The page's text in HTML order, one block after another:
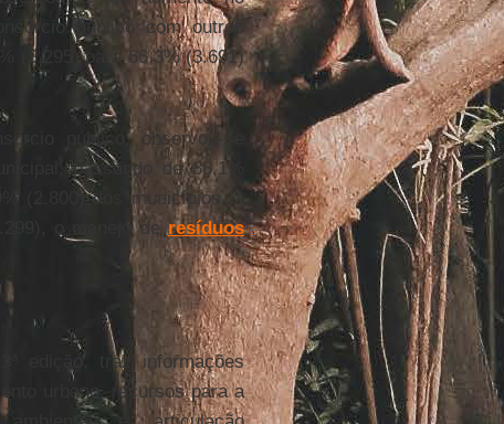
público com outros
(3.295) para 66,3% (3.691)
público, observou-se
passando de 88,1%
(2.800) dos municípios, a
o manejo deresíduos
edição, traz informações
urbano, recursos para a